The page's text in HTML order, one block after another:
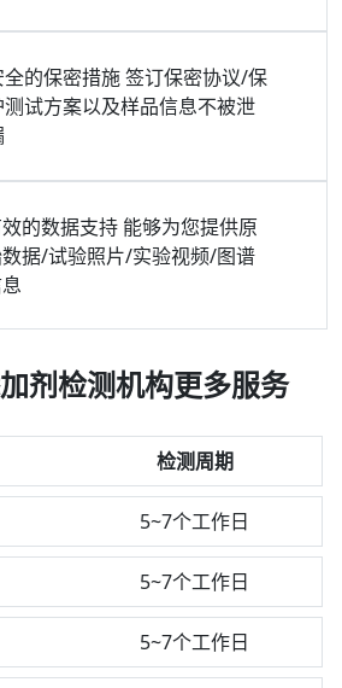
全的保密措施 签订保密协议/保
测试方案以及样品信息不被泄
的数据支持 能够为您提供原
据/试验照片/实验视频/图谱
剂检测机构更多服务
检测周期
5~7个工作日
5~7个工作日
5~7个工作日